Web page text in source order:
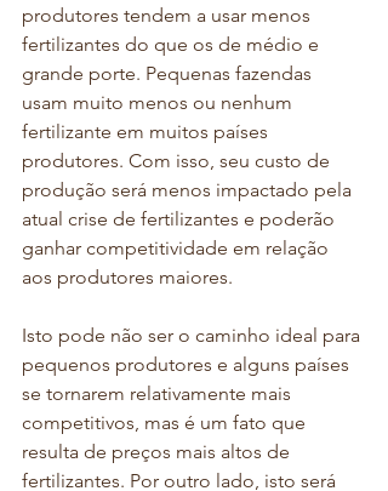
produtores tendem a usar menos
fertilizantes do que os de médio e
grande porte. Pequenas fazendas
usam muito menos ou nenhum
fertilizante em muitos países
produtores. Com isso, seu custo de
produção será menos impactado pela
atual crise de fertilizantes e poderão
ganhar competitividade em relação
aos produtores maiores.
Isto pode não ser o caminho ideal para
pequenos produtores e alguns países
se tornarem relativamente mais
competitivos, mas é um fato que
resulta de preços mais altos de
fertilizantes. Por outro lado, isto será